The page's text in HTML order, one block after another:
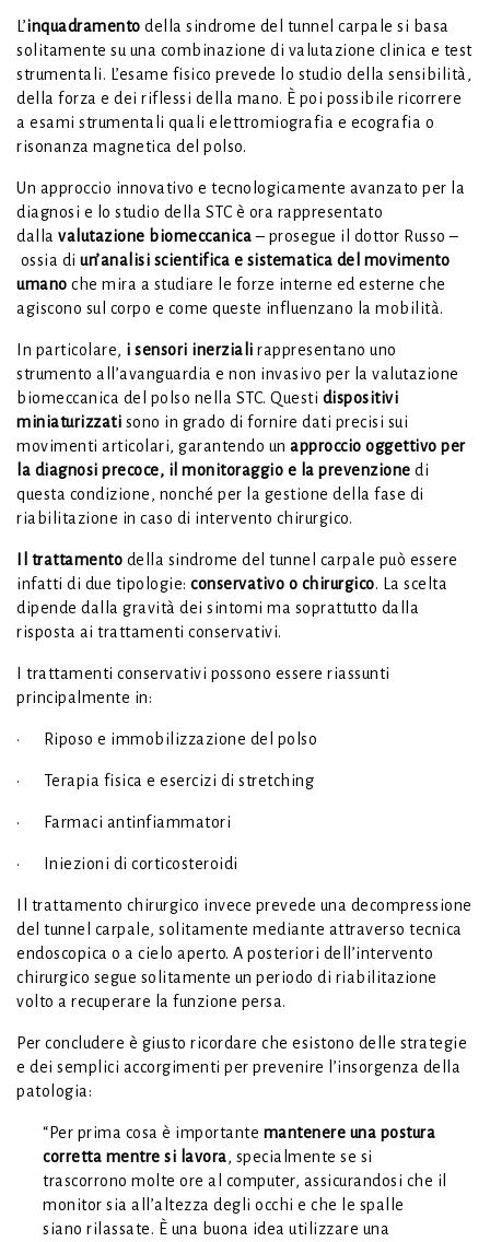
L’inquadramento della sindrome del tunnel carpale si basa
solitamente su una combinazione di valutazione clinica e test
strumentali. L’esame fisico prevede lo studio della sensibilità,
della forza e dei riflessi della mano. È poi possibile ricorrere
a esami strumentali quali elettromiografia e ecografia o
risonanza magnetica del polso.
Un approccio innovativo e tecnologicamente avanzato per la
diagnosi e lo studio della STC è ora rappresentato
dalla valutazione biomeccanica– prosegue il dottor Russo –
ossia di un’analisi scientifica e sistematica del movimento
umano che mira a studiare le forze interne ed esterne che
agiscono sul corpo e come queste influenzano la mobilità.
In particolare, i sensori inerziali rappresentano uno
strumento all’avanguardia e non invasivo per la valutazione
biomeccanica del polso nella STC. Questi dispositivi
miniaturizzati sono in grado di fornire dati precisi sui
movimenti articolari, garantendo un approccio oggettivo per
la diagnosi precoce, il monitoraggio e la prevenzione di
questa condizione, nonché per la gestione della fase di
riabilitazione in caso di intervento chirurgico.
Il trattamento della sindrome del tunnel carpale può essere
infatti di due tipologie: conservativo o chirurgico. La scelta
dipende dalla gravità dei sintomi ma soprattutto dalla
risposta ai trattamenti conservativi.
I trattamenti conservativi possono essere riassunti
principalmente in:
· Riposo e immobilizzazione del polso
· Terapia fisica e esercizi di stretching
· Farmaci antinfiammatori
· Iniezioni di corticosteroidi
Il trattamento chirurgico invece prevede una decompressione
del tunnel carpale, solitamente mediante attraverso tecnica
endoscopica o a cielo aperto. A posteriori dell’intervento
chirurgico segue solitamente un periodo di riabilitazione
volto a recuperare la funzione persa.
Per concludere è giusto ricordare che esistono delle strategie
e dei semplici accorgimenti per prevenire l’insorgenza della
patologia:
“Per prima cosa è importante mantenere una postura
corretta mentre si lavora, specialmente se si
trascorrono molte ore al computer, assicurandosi che il
monitor sia all’altezza degli occhi e che le spalle
siano rilassate. È una buona idea utilizzare una